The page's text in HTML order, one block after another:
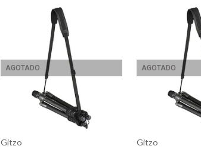
AGOTADO
Gitzo
AGOTADO
Gitzo